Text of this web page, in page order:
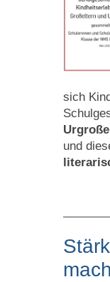
sich
und